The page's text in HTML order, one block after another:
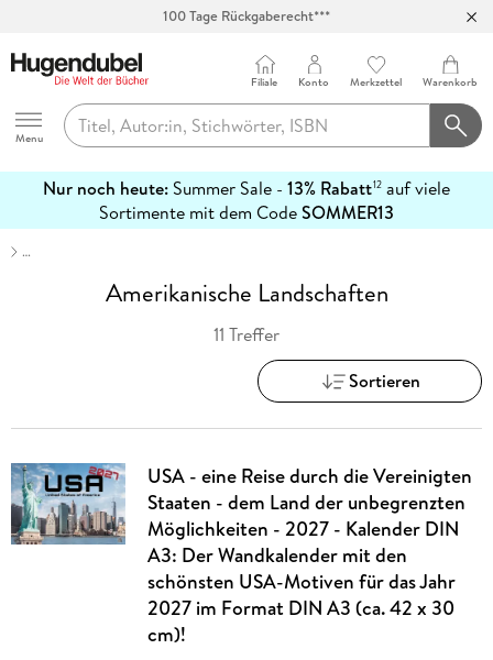
100 Tage Rückgaberecht***
Hugendubel
Menu
Filiale Konto Merkzettel Warenkorb
Nur noch heute: Summer Sale - 13% Rabatt12 auf viele
Sortimente mit dem CodeSOMMER13
erfahren
…
Amerikanische Landschaften
11 Treffer
Sortieren
USA - eine Reise durch die Vereinigten
Staaten - dem Land der unbegrenzten
Möglichkeiten - 2027 - Kalender DIN
A3: Der Wandkalender mit den
schönsten USA-Motiven für das Jahr
2027 im Format DIN A3 (ca. 42 x 30
cm)!